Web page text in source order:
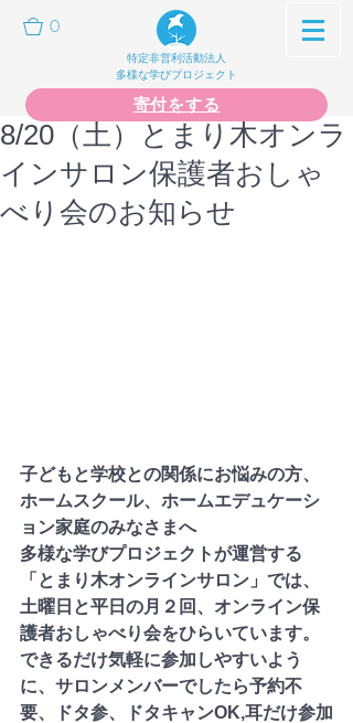
0
特定非営利活動法人
多様な学びプロジェクト
寄付をする
8/20（土）とまり木オンラ
インサロン保護者おしゃ
べり会のお知らせ
子どもと学校との関係にお悩みの方、
ホームスクール、ホームエデュケーシ
ョン家庭のみなさまへ
多様な学びプロジェクトが運営する
「とまり木オンラインサロン」では、
土曜日と平日の月２回、オンライン保
護者おしゃべり会をひらいています。
できるだけ気軽に参加しやすいよう
に、サロンメンバーでしたら予約不
要、ドタ参、ドタキャンOK,耳だけ参加